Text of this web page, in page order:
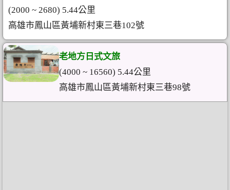
(2000 ~ 2680) 5.44公里
高雄市鳳山區黃埔新村東三巷102號
老地方日式文旅
(4000 ~ 16560) 5.44公里
高雄市鳳山區黃埔新村東三巷98號